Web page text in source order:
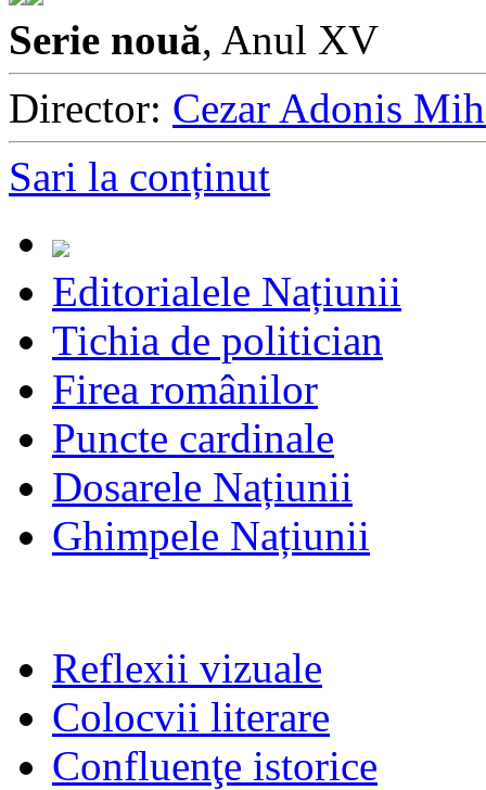
Serie nouă, Anul XV
Director: Cezar Adonis
Sari la conținut
Editorialele Națiunii
Tichia de politician
Firea românilor
Puncte cardinale
Dosarele Națiunii
Ghimpele Națiunii
Reflexii vizuale
Colocvii literare
Confluenţe istorice